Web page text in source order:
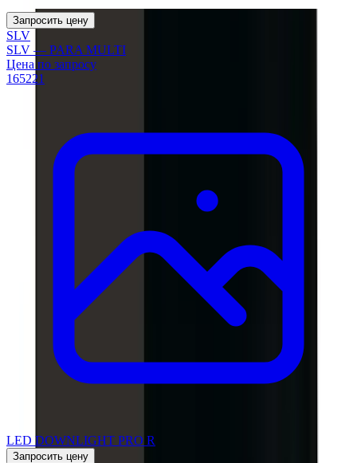
Запросить цену
SLV
SLV — PARA MULTI
Цена по запросу
165221
LED DOWNLIGHT PRO R
Запросить цену